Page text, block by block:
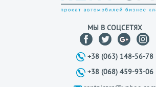
МЫ В СОЦСЕТЯХ
+38 (063) 148-56-78
+38 (068) 459-93-06